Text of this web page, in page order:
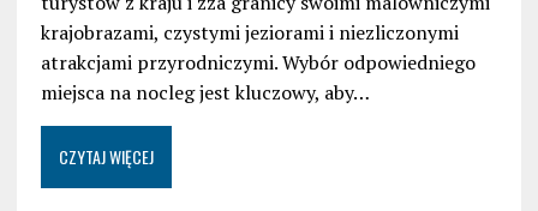
krajobrazami, czystymi jeziorami i niezliczonymi
atrakcjami przyrodniczymi. Wybór odpowiedniego
miejsca na nocleg jest kluczowy, aby…
CZYTAJ WIĘCEJ